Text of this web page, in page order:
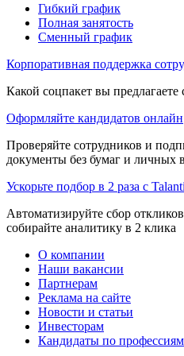
Гибкий график
Полная занятость
Сменный график
Корпоративная поддержка
Какой соцпакет вы
Оформляйте кандидатов онлайн
Проверяйте сотрудников и
документы без бумаг и личных
Ускорьте подбор в 2 раза с
Автоматизируйте сбор
собирайте аналитику в 2 клика
О компании
Наши вакансии
Партнерам
Реклама на сайте
Новости и статьи
Инвесторам
Кандидаты по профессиям